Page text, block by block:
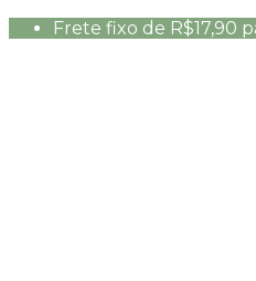
Frete fixo de R$17,90